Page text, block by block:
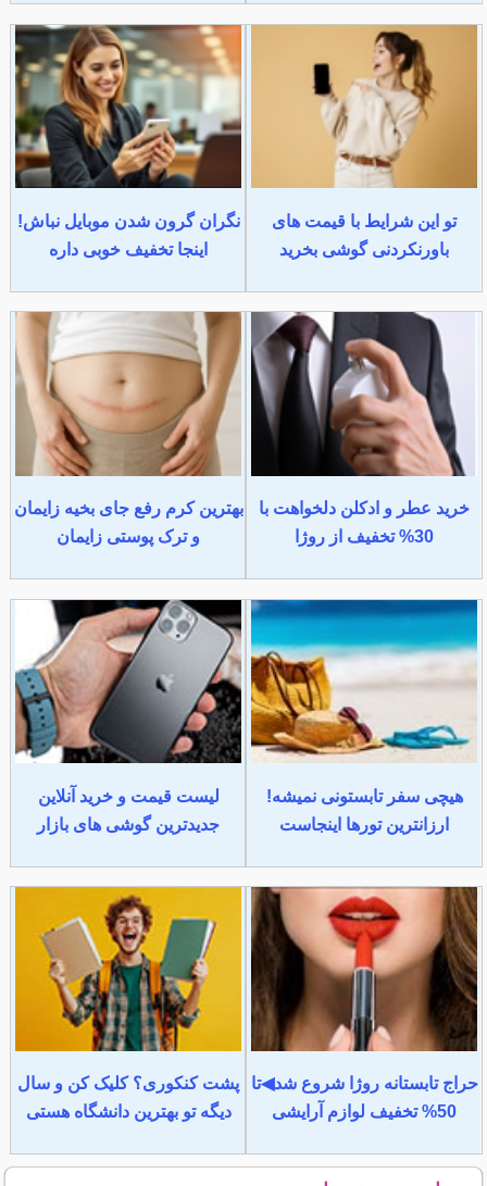
تو این شرایط با قیمت های
باورنکردنی گوشی بخرید
نگران گرون شدن موبایل نباش!
اینجا تخفیف خوبی داره
خرید عطر و ادکلن دلخواهت با
30% تخفیف از روژا
بهترین کرم رفع جای بخیه زایمان
و ترک پوستی زایمان
هیچی سفر تابستونی نمیشه!
ارزانترین تورها اینجاست
لیست قیمت و خرید آنلاین
جدیدترین گوشی های بازار
حراج تابستانه روژا شروع شد◀تا
50% تخفیف لوازم آرایشی
پشت کنکوری؟ کلیک کن و سال
دیگه تو بهترین دانشگاه هستی